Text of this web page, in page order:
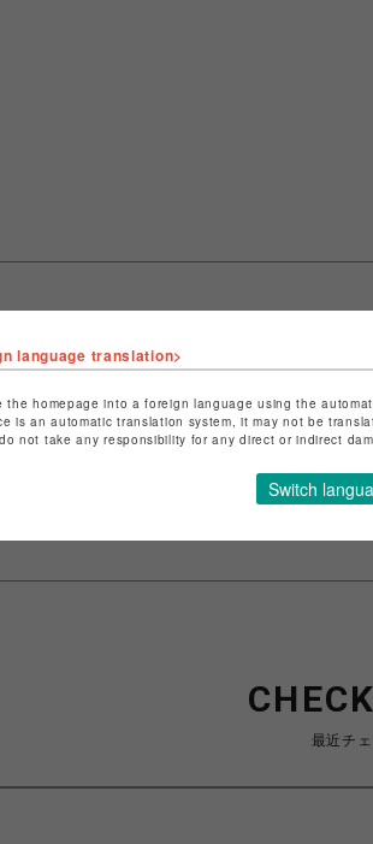
店舗名
調布PARCO
特定商取引法など法令に基づく
ショップお問い合わせはこちら
最近チ
language translation>
the homepage into a foreign language using the
is an automatic translation system, it may not be
not take any responsibility for any direct or indirect
Switch